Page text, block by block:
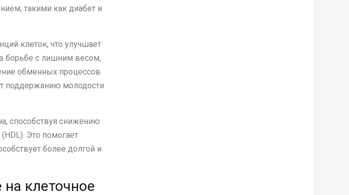
такими как диабет и
клеток, что улучшает
борьбе с лишним весом,
обменных процессов
поддержанию молодости
способствуя снижению
Это помогает
более долгой и
клеточное